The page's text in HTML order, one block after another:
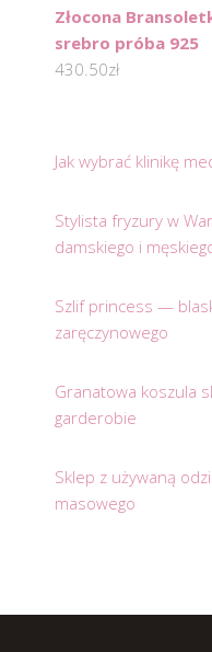
Złocona
srebro próba 925
430.50zł
Jak wybrać klinikę
Stylista fryzury w
damskiego i
Szlif princess —
zaręczynowego
Granatowa koszula
garderobie
Sklep z używaną
masowego